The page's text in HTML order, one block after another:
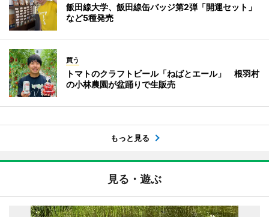
飯田線大学、飯田線缶バッジ第2弾「開運セット」
など5種発売
買う
トマトのクラフトビール「ねばとエール」 根羽村
の小林農園が盆踊りで生販売
もっと見る
見る・遊ぶ